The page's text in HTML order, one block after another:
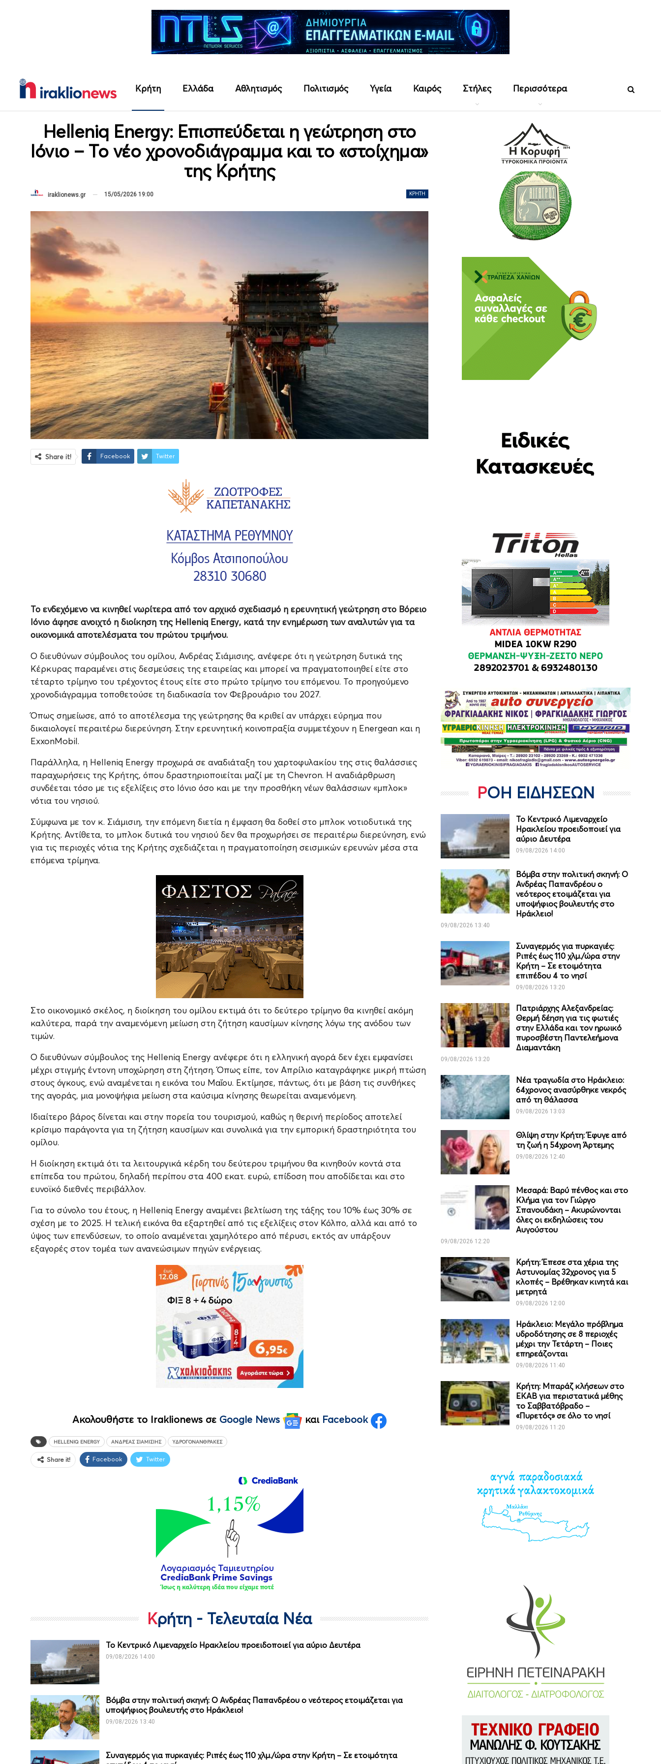
Κρήτη Ελλάδα Αθλητισμός Πολιτισμός Υγεία Καιρός Στήλες Περισσότερα
Helleniq Energy: Επισπεύδεται η γεώτρηση στο
Ιόνιο – Το νέο χρονοδιάγραμμα και το «στοίχημα»
της Κρήτης
ΚΡΉΤΗ
iraklionews.gr 15/05/2026 19:00
Share it! Facebook Twitter
Το ενδεχόμενο να κινηθεί νωρίτερα από τον αρχικό σχεδιασμό η ερευνητική γεώτρηση στο Βόρειο
Ιόνιο άφησε ανοιχτό η διοίκηση της Helleniq Energy, κατά την ενημέρωση των αναλυτών για τα
οικονομικά αποτελέσματα του πρώτου τριμήνου.
Ο διευθύνων σύμβουλος του ομίλου, Ανδρέας Σιάμισιης, ανέφερε ότι η γεώτρηση δυτικά της
Κέρκυρας παραμένει στις δεσμεύσεις της εταιρείας και μπορεί να πραγματοποιηθεί είτε στο
τέταρτο τρίμηνο του τρέχοντος έτους είτε στο πρώτο τρίμηνο του επόμενου. Το προηγούμενο
χρονοδιάγραμμα τοποθετούσε τη διαδικασία τον Φεβρουάριο του 2027.
Όπως σημείωσε, από το αποτέλεσμα της γεώτρησης θα κριθεί αν υπάρχει εύρημα που
δικαιολογεί περαιτέρω διερεύνηση. Στην ερευνητική κοινοπραξία συμμετέχουν η Energean και η
ExxonMobil.
Παράλληλα, η Helleniq Energy προχωρά σε αναδιάταξη του χαρτοφυλακίου της στις θαλάσσιες
παραχωρήσεις της Κρήτης, όπου δραστηριοποιείται μαζί με τη Chevron. Η αναδιάρθρωση
συνδέεται τόσο με τις εξελίξεις στο Ιόνιο όσο και με την προσθήκη νέων θαλάσσιων «μπλοκ»
νότια του νησιού.
Σύμφωνα με τον κ. Σιάμισιη, την επόμενη διετία η έμφαση θα δοθεί στο μπλοκ νοτιοδυτικά της
Κρήτης. Αντίθετα, το μπλοκ δυτικά του νησιού δεν θα προχωρήσει σε περαιτέρω διερεύνηση, ενώ
για τις περιοχές νότια της Κρήτης σχεδιάζεται η πραγματοποίηση σεισμικών ερευνών μέσα στα
επόμενα τρίμηνα.
Στο οικονομικό σκέλος, η διοίκηση του ομίλου εκτιμά ότι το δεύτερο τρίμηνο θα κινηθεί ακόμη
καλύτερα, παρά την αναμενόμενη μείωση στη ζήτηση καυσίμων κίνησης λόγω της ανόδου των
τιμών.
Ο διευθύνων σύμβουλος της Helleniq Energy ανέφερε ότι η ελληνική αγορά δεν έχει εμφανίσει
μέχρι στιγμής έντονη υποχώρηση στη ζήτηση. Όπως είπε, τον Απρίλιο καταγράφηκε μικρή πτώση
στους όγκους, ενώ αναμένεται η εικόνα του Μαΐου. Εκτίμησε, πάντως, ότι με βάση τις συνθήκες
της αγοράς, μια μονοψήφια μείωση στα καύσιμα κίνησης θεωρείται αναμενόμενη.
Ιδιαίτερο βάρος δίνεται και στην πορεία του τουρισμού, καθώς η θερινή περίοδος αποτελεί
κρίσιμο παράγοντα για τη ζήτηση καυσίμων και συνολικά για την εμπορική δραστηριότητα του
ομίλου.
Η διοίκηση εκτιμά ότι τα λειτουργικά κέρδη του δεύτερου τριμήνου θα κινηθούν κοντά στα
επίπεδα του πρώτου, δηλαδή περίπου στα 400 εκατ. ευρώ, επίδοση που αποδίδεται και στο
ευνοϊκό διεθνές περιβάλλον.
Για το σύνολο του έτους, η Helleniq Energy αναμένει βελτίωση της τάξης του 10% έως 30% σε
σχέση με το 2025. Η τελική εικόνα θα εξαρτηθεί από τις εξελίξεις στον Κόλπο, αλλά και από το
ύψος των επενδύσεων, το οποίο αναμένεται χαμηλότερο από πέρυσι, εκτός αν υπάρξουν
εξαγορές στον τομέα των ανανεώσιμων πηγών ενέργειας.
Ακολουθήστε το Iraklionews σε Google News και Facebook
HELLENIQ ENERGY ΑΝΔΡΈΑΣ ΣΙΆΜΙΣΙΗΣ ΥΔΡΟΓΟΝΆΝΘΡΑΚΕΣ
Share it! Facebook Twitter
Κρήτη - Τελευταία Νέα
Το Κεντρικό Λιμεναρχείο Ηρακλείου προειδοποιεί για αύριο Δευτέρα
09/08/2026 14:00
Βόμβα στην πολιτική σκηνή: Ο Ανδρέας Παπανδρέου ο νεότερος ετοιμάζεται για
υποψήφιος βουλευτής στο Ηράκλειο!
09/08/2026 13:40
Συναγερμός για πυρκαγιές: Ριπές έως 110 χλμ./ώρα στην Κρήτη – Σε ετοιμότητα
ΡΟΗ ΕΙΔΗΣΕΩΝ
Το Κεντρικό Λιμεναρχείο
Ηρακλείου προειδοποιεί για
αύριο Δευτέρα
09/08/2026 14:00
Βόμβα στην πολιτική σκηνή: Ο
Ανδρέας Παπανδρέου ο
νεότερος ετοιμάζεται για
υποψήφιος βουλευτής στο
Ηράκλειο!
09/08/2026 13:40
Συναγερμός για πυρκαγιές:
Ριπές έως 110 χλμ./ώρα στην
Κρήτη – Σε ετοιμότητα
επιπέδου 4 το νησί
09/08/2026 13:20
Πατριάρχης Αλεξανδρείας:
Θερμή δέηση για τις φωτιές
στην Ελλάδα και τον ηρωικό
πυροσβέστη Παντελεήμονα
Διαμαντάκη
09/08/2026 13:20
Νέα τραγωδία στο Ηράκλειο:
64χρονος ανασύρθηκε νεκρός
από τη θάλασσα
09/08/2026 13:03
Θλίψη στην Κρήτη: Έφυγε από
τη ζωή η 54χρονη Άρτεμης
09/08/2026 12:40
Μεσαρά: Βαρύ πένθος και στο
Κλήμα για τον Γιώργο
Σπανουδάκη – Ακυρώνονται
όλες οι εκδηλώσεις του
Αυγούστου
09/08/2026 12:20
Κρήτη: Έπεσε στα χέρια της
Αστυνομίας 32χρονος για 5
κλοπές – Βρέθηκαν κινητά και
μετρητά
09/08/2026 12:00
Ηράκλειο: Μεγάλο πρόβλημα
υδροδότησης σε 8 περιοχές
μέχρι την Τετάρτη – Ποιες
επηρεάζονται
09/08/2026 11:40
Κρήτη: Μπαράζ κλήσεων στο
ΕΚΑΒ για περιστατικά μέθης
το Σαββατόβραδο –
«Πυρετός» σε όλο το νησί
09/08/2026 11:20